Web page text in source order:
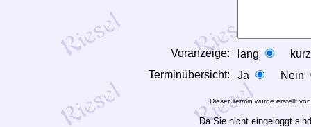
Voranzeige: lang
Terminübersicht:
Ja Nein
Dieser Termin wurde erstellt
Da Sie nicht eingeloggt